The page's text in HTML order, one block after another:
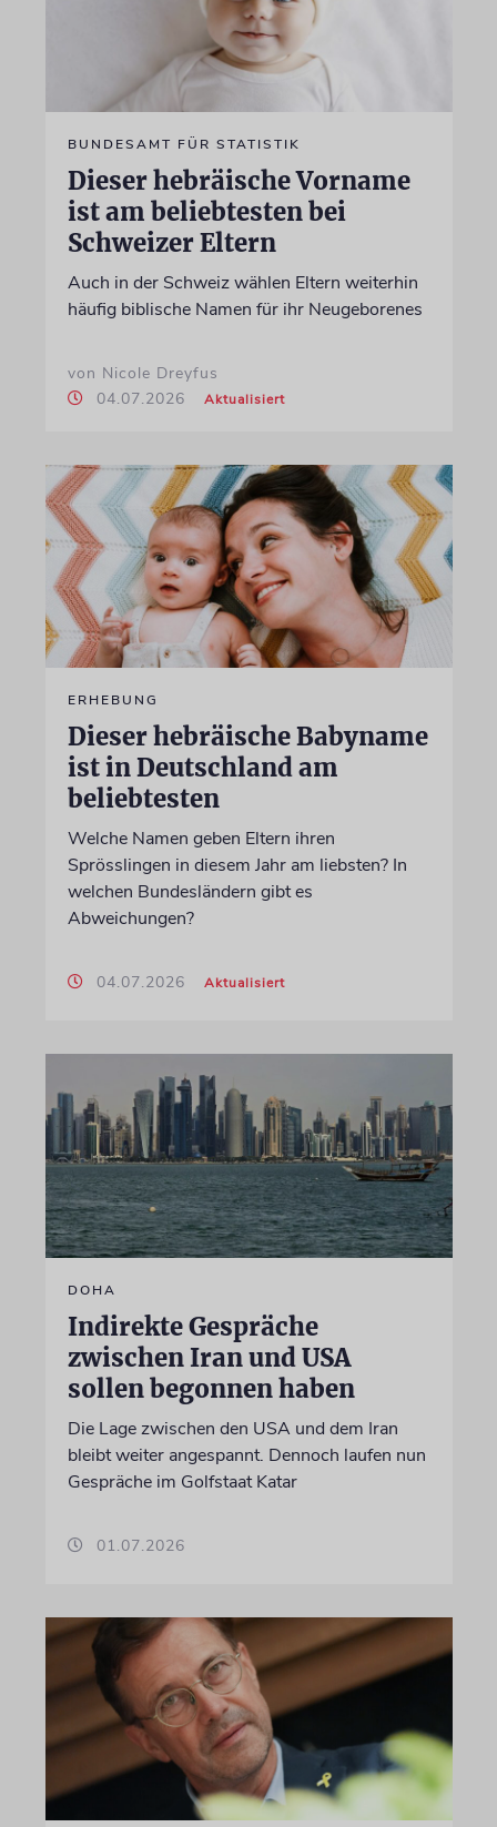
BUNDESAMT FÜR STATISTIK
Dieser hebräische Vorname
ist am beliebtesten bei
Schweizer Eltern
Auch in der Schweiz wählen Eltern weiterhin
häufig biblische Namen für ihr Neugeborenes
von Nicole Dreyfus
04.07.2026
Aktualisiert
ERHEBUNG
Dieser hebräische Babyname
ist in Deutschland am
beliebtesten
Welche Namen geben Eltern ihren
Sprösslingen in diesem Jahr am liebsten? In
welchen Bundesländern gibt es
Abweichungen?
04.07.2026 Aktualisiert
DOHA
Indirekte Gespräche
zwischen Iran und USA
sollen begonnen haben
Die Lage zwischen den USA und dem Iran
bleibt weiter angespannt. Dennoch laufen nun
Gespräche im Golfstaat Katar
01.07.2026